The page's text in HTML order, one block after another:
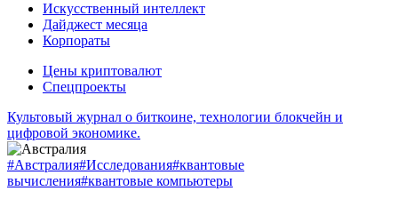
Искусственный интеллект
Дайджест месяца
Корпораты
Цены криптовалют
Спецпроекты
Культовый журнал о биткоине, технологии блокчейн и
цифровой экономике.
#Австралия#Исследования#квантовые
вычисления#квантовые компьютеры